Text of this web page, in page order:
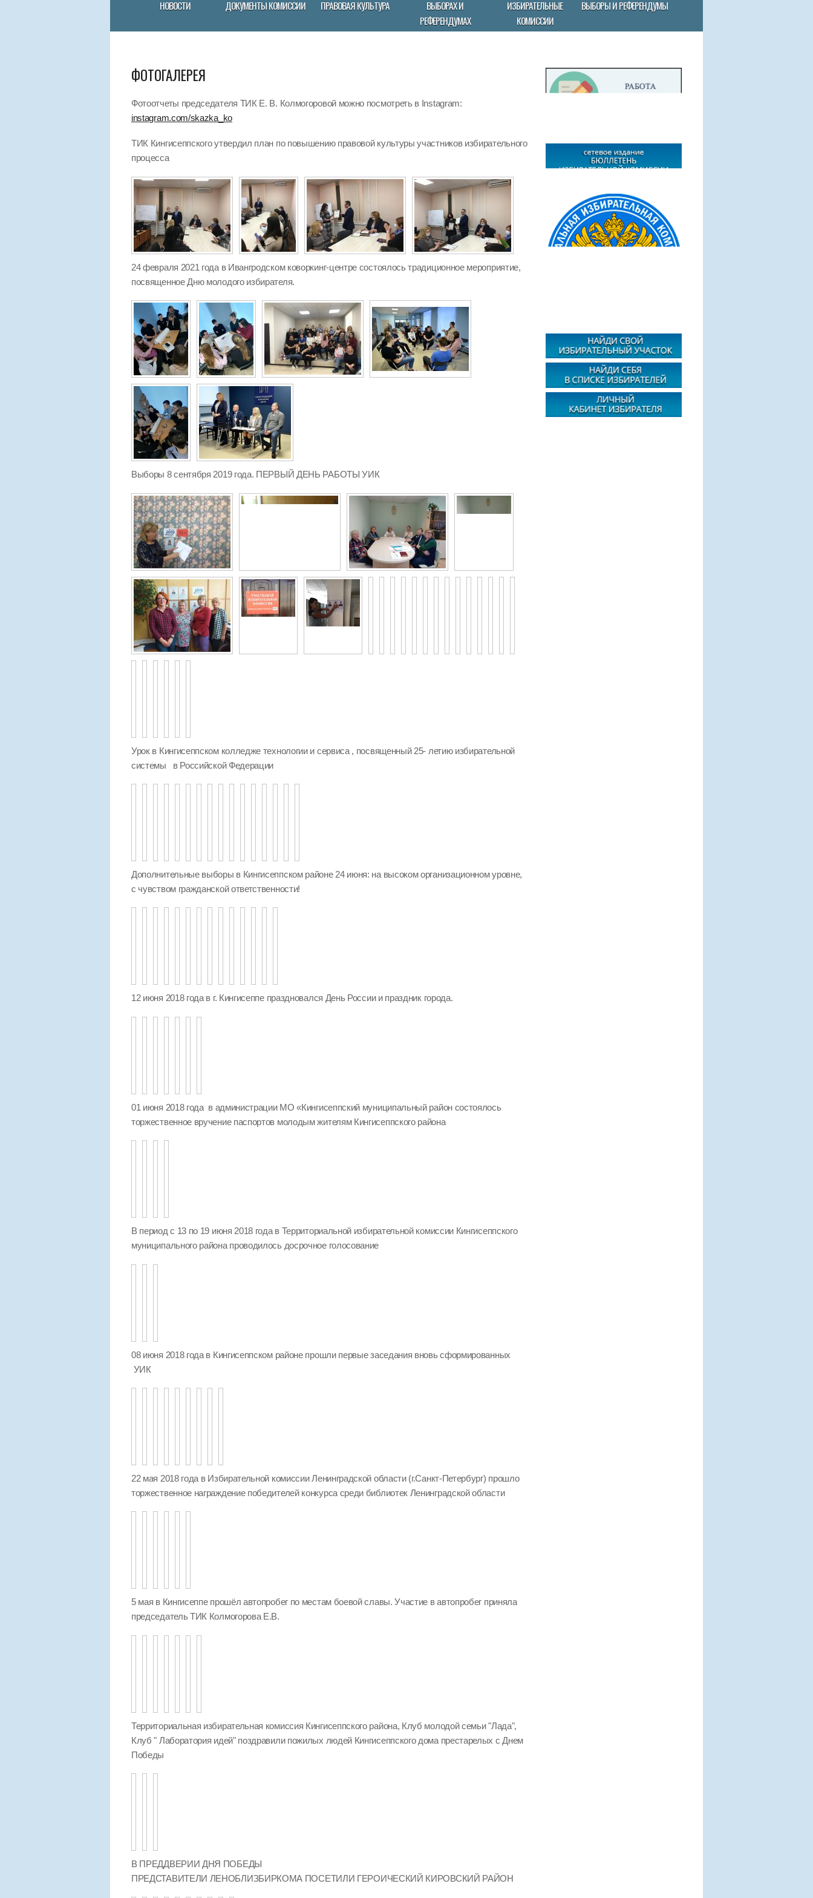
НОВОСТИ ДОКУМЕНТЫ КОМИССИИ ПРАВОВАЯ КУЛЬТУРА
ВЫБОРАХ И
РЕФЕРЕНДУМАХ
ИЗБИРАТЕЛЬНЫЕ
КОМИССИИ
ВЫБОРЫ И РЕФЕРЕНДУМЫ
ФОТОГАЛЕРЕЯ
Фотоотчеты председателя ТИК Е. В. Колмогоровой можно посмотреть в Instagram:
instagram.com/skazka_ko
ТИК Кингисеппского утвердил план по повышению правовой культуры участников избирательного
процесса
24 февраля 2021 года в Ивангродском коворкинг-центре состоялось традиционное мероприятие,
посвященное Дню молодого избирателя.
Выборы 8 сентября 2019 года. ПЕРВЫЙ ДЕНЬ РАБОТЫ УИК
Урок в Кингисеппском колледже технологии и сервиса , посвященный 25- летию избирательной
системы в Российской Федерации
Дополнительные выборы в Кингисеппском районе 24 июня: на высоком организационном уровне,
с чувством гражданской ответственности!
12 июня 2018 года в г. Кингисеппе праздновался День России и праздник города.
01 июня 2018 года в администрации МО «Кингисеппский муниципальный район состоялось
торжественное вручение паспортов молодым жителям Кингисеппского района
В период с 13 по 19 июня 2018 года в Территориальной избирательной комиссии Кингисеппского
муниципального района проводилось досрочное голосование
08 июня 2018 года в Кингисеппском районе прошли первые заседания вновь сформированных
УИК
22 мая 2018 года в Избирательной комиссии Ленинградской области (г.Санкт-Петербург) прошло
торжественное награждение победителей конкурса среди библиотек Ленинградской области
5 мая в Кингисеппе прошёл автопробег по местам боевой славы. Участие в автопробег приняла
председатель ТИК Колмогорова Е.В.
Территориальная избирательная комиссия Кингисеппского района, Клуб молодой семьи "Лада",
Клуб " Лаборатория идей" поздравили пожилых людей Кингисеппского дома престарелых с Днем
Победы
В ПРЕДДВЕРИИ ДНЯ ПОБЕДЫ
ПРЕДСТАВИТЕЛИ ЛЕНОБЛИЗБИРКОМА ПОСЕТИЛИ ГЕРОИЧЕСКИЙ КИРОВСКИЙ РАЙОН